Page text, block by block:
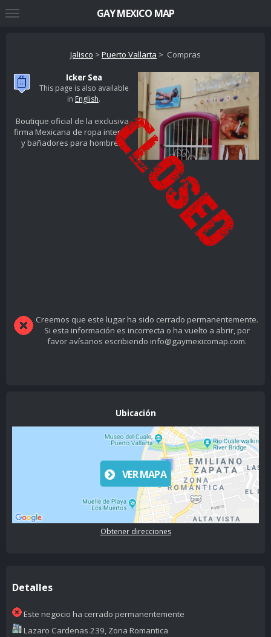
Jalisco >Puerto Vallarta > Compras
Icker Sea
This page is also available
in English.
Boutique oficial de la exclusiva
firma Mexicana de ropa interior
y bañadores para hombres
Creemos que este lugar ha sido cerrado permanentemente.
Si esta información es incorrecta o ha vuelto a abrir, por
favor avísanos escribiendo info@gaymexicomap.com.
Ubicación
VER MAPA
Obtener direcciones
Detalles
Este negocio ha cerrado permanentemente
Lazaro Cardenas 239, Zona Romantica
GAY MEXICO MAP